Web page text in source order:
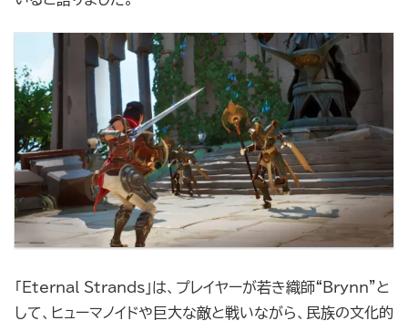
「Eternal Strands」は、プレイヤーが若き織師“Brynn”と
して、ヒューマノイドや巨大な敵と戦いながら、民族の文化的